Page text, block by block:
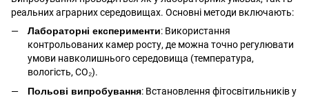
реальних аграрних середовищах. Основні методи включають:
Лабораторні експерименти: Використання
контрольованих камер росту, де можна точно регулювати
умови навколишнього середовища (температура,
вологість, CO₂).
Польові випробування: Встановлення фітосвітильників у